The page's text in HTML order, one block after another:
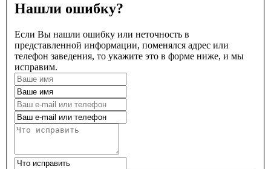
Нашли ошибку?
Если Вы нашли ошибку или неточность в
представленной информации, поменялся адрес или
телефон заведения, то укажите это в форме ниже, и мы
исправим.